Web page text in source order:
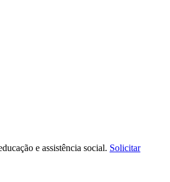
e assistência social. Solicitar